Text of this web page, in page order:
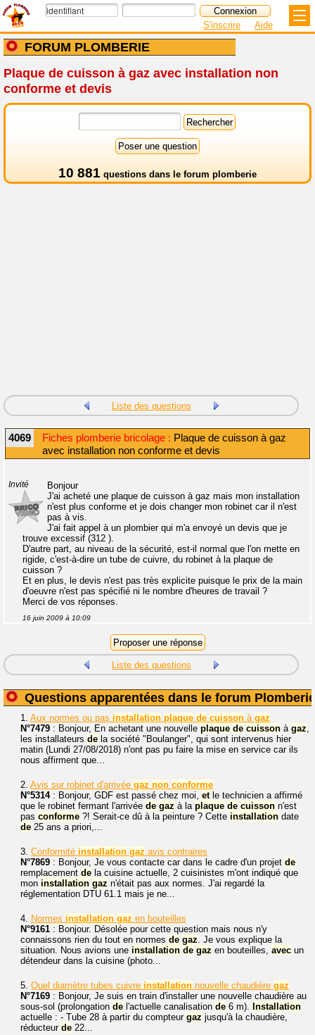
FORUM PLOMBERIE
S'inscrire Aide
Plaque de cuisson à gaz avec installation non
conforme et devis
10 881 questions dans le forum plomberie
Liste des questions
4069 Fiches plomberie bricolage : Plaque de cuisson à gaz
avec installation non conforme et devis
Invité
Bonjour
J'ai acheté une plaque de cuisson à gaz mais mon installation
n'est plus conforme et je dois changer mon robinet car il n'est
pas à vis.
J'ai fait appel à un plombier qui m'a envoyé un devis que je
trouve excessif (312 ).
D'autre part, au niveau de la sécurité, est-il normal que l'on mette en
rigide, c'est-à-dire un tube de cuivre, du robinet à la plaque de
cuisson ?
Et en plus, le devis n'est pas très explicite puisque le prix de la main
d'oeuvre n'est pas spécifié ni le nombre d'heures de travail ?
Merci de vos réponses.
16 juin 2009 à 10:09
Liste des questions
Questions apparentées dans le forum Plomberie
1. Aux normes ou pas installation plaque de cuisson à gaz
N°7479 : Bonjour, En achetant une nouvelle plaque de cuisson à gaz,
les installateurs de la société "Boulanger", qui sont intervenus hier
matin (Lundi 27/08/2018) n'ont pas pu faire la mise en service car ils
nous affirment que...
2. Avis sur robinet d'arrivée gaz non conforme
N°5314: Bonjour, GDF est passé chez moi, etle technicien a affirmé
que le robinet fermant l'arrivée de gaz à la plaque de cuisson n'est
pas conforme ?! Serait-ce dû à la peinture ? Cette installation date
de 25 ans a priori,...
3. Conformité installation gaz avis contraires
N°7869 : Bonjour, Je vous contacte car dans le cadre d'un projet de
remplacement de la cuisine actuelle, 2 cuisinistes m'ont indiqué que
mon installation gaz n'était pas aux normes. J'ai regardé la
réglementation DTU 61.1 mais je ne...
4. Normes installation gaz en bouteilles
N°9161 : Bonjour. Désolée pour cette question mais nous n'y
connaissons rien du tout en normes de gaz. Je vous explique la
situation. Nous avions une installation de gaz en bouteilles, avec un
détendeur dans la cuisine (photo...
5. Quel diamètre tubes cuivre installation nouvelle chaudière gaz
N°7169 : Bonjour, Je suis en train d'installer une nouvelle chaudière au
sous-sol (prolongation de l'actuelle canalisation de 6 m). Installation
actuelle : - Tube 28 à partir du compteur gaz jusqu'à la chaudière,
réducteur de 22...